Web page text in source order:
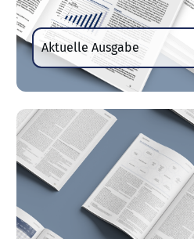
Aktuelle Ausgabe